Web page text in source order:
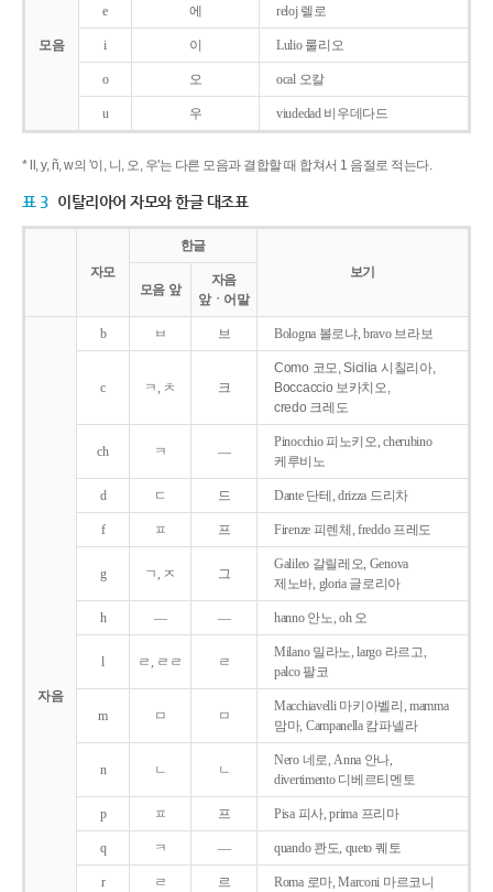
모음
e 에 reloj 렐로
i 이 Lulio 룰리오
o 오 ocal 오칼
u 우 viudedad 비우데다드
* ll, y, ñ, w의 '이, 니, 오, 우'는 다른 모음과 결합할 때 합쳐서 1 음절로 적는다.
표 3 이탈리아어 자모와 한글 대조표
자모
한글
보기
모음 앞
자음
앞ㆍ어말
자음
b ㅂ 브 Bologna 볼로냐, bravo 브라보
c ㅋ, ㅊ 크
Como 코모, Sicilia 시칠리아,
Boccaccio 보카치오,
credo 크레도
ch ㅋ ―
Pinocchio 피노키오, cherubino
케루비노
d ㄷ 드 Dante 단테, drizza 드리차
f ㅍ 프 Firenze 피렌체, freddo 프레도
g ㄱ, ㅈ 그
Galileo 갈릴레오, Genova
제노바, gloria 글로리아
h ― ― hanno 안노, oh 오
l ㄹ, ㄹㄹ ㄹ
Milano 밀라노, largo 라르고,
palco 팔코
m ㅁ ㅁ
Macchiavelli 마키아벨리, mamma
맘마, Campanella 캄파넬라
n ㄴ ㄴ
Nero 네로, Anna 안나,
divertimento 디베르티멘토
p ㅍ 프 Pisa 피사, prima 프리마
q ㅋ ― quando 콴도, queto 퀘토
r ㄹ 르 Roma 로마, Marconi 마르코니